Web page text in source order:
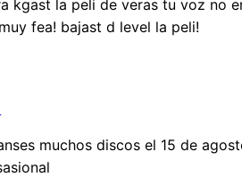
kgast la peli de veras tu voz no
fea! bajast d level la peli!
muchos discos el 15 de